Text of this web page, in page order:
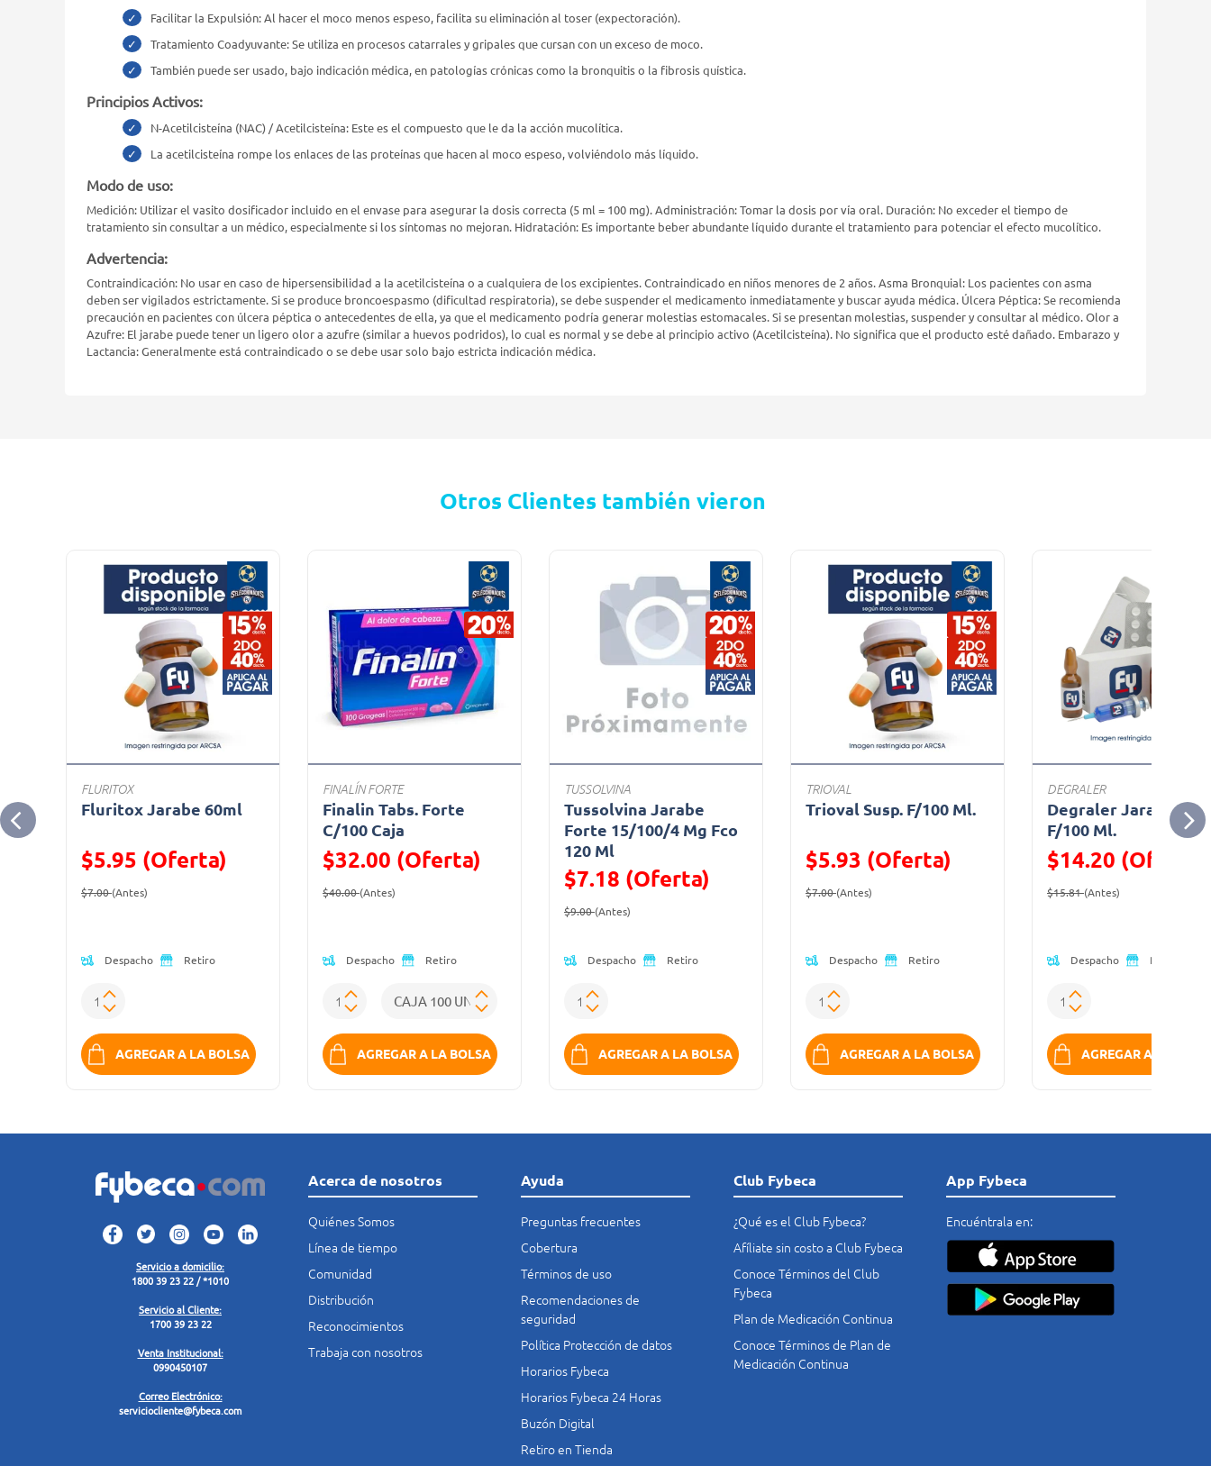
Facilitar la Expulsión: Al hacer el moco menos espeso, facilita su eliminación al toser (expectoración).
Tratamiento Coadyuvante: Se utiliza en procesos catarrales y gripales que cursan con un exceso de moco.
También puede ser usado, bajo indicación médica, en patologías crónicas como la bronquitis o la fibrosis quística.
Principios Activos:
N-Acetilcisteína (NAC) / Acetilcisteína: Este es el compuesto que le da la acción mucolítica.
La acetilcisteína rompe los enlaces de las proteínas que hacen al moco espeso, volviéndolo más líquido.
Modo de uso:
Medición: Utilizar el vasito dosificador incluido en el envase para asegurar la dosis correcta (5 ml = 100 mg). Administración: Tomar la dosis por vía oral. Duración: No exceder el tiempo de
tratamiento sin consultar a un médico, especialmente si los síntomas no mejoran. Hidratación: Es importante beber abundante líquido durante el tratamiento para potenciar el efecto mucolítico.
Advertencia:
Contraindicación: No usar en caso de hipersensibilidad a la acetilcisteína o a cualquiera de los excipientes. Contraindicado en niños menores de 2 años. Asma Bronquial: Los pacientes con asma
deben ser vigilados estrictamente. Si se produce broncoespasmo (dificultad respiratoria), se debe suspender el medicamento inmediatamente y buscar ayuda médica. Úlcera Péptica: Se recomienda
precaución en pacientes con úlcera péptica o antecedentes de ella, ya que el medicamento podría generar molestias estomacales. Si se presentan molestias, suspender y consultar al médico. Olor a
Azufre: El jarabe puede tener un ligero olor a azufre (similar a huevos podridos), lo cual es normal y se debe al principio activo (Acetilcisteína). No significa que el producto esté dañado. Embarazo y
Lactancia: Generalmente está contraindicado o se debe usar solo bajo estricta indicación médica.
Otros Clientes también vieron
FLURITOX
Fluritox Jarabe 60ml
$5.95 (Oferta)
Precio reducido de
$7.00(Antes)
Despacho Retiro
AGREGAR A LA BOLSA
FINALÍN FORTE
Finalin Tabs. Forte
C/100 Caja
$32.00 (Oferta)
Precio reducido de
$40.00(Antes)
Despacho Retiro
AGREGAR A LA BOLSA
TUSSOLVINA
Tussolvina Jarabe
Forte 15/100/4 Mg Fco
120 Ml
$7.18 (Oferta)
Precio reducido de
$9.00(Antes)
Despacho Retiro
AGREGAR A LA BOLSA
TRIOVAL
Trioval Susp. F/100 Ml.
$5.93 (Oferta)
Precio reducido de
$7.00(Antes)
Despacho Retiro
AGREGAR A LA BOLSA
DEGRALER
Degraler Jarabe 2.5
F/100 Ml.
$14.20 (Oferta)
Precio reducido de
$15.81(Antes)
Despacho Retiro
AGREGAR A LA
Servicio a domicilio:
1800 39 23 22 / *1010
Servicio al Cliente:
1700 39 23 22
Venta Institucional:
0990450107
Correo Electrónico:
serviciocliente@fybeca.com
Acerca de nosotros
Quiénes Somos
Línea de tiempo
Comunidad
Distribución
Reconocimientos
Trabaja con nosotros
Ayuda
Preguntas frecuentes
Cobertura
Términos de uso
Recomendaciones de
seguridad
Política Protección de datos
Horarios Fybeca
Horarios Fybeca 24 Horas
Buzón Digital
Retiro en Tienda
Club Fybeca
¿Qué es el Club Fybeca?
Afíliate sin costo a Club Fybeca
Conoce Términos del Club
Fybeca
Plan de Medicación Continua
Conoce Términos de Plan de
Medicación Continua
App Fybeca
Encuéntrala en: